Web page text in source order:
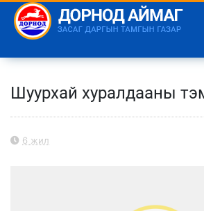
Шуурхай хуралдааны
6 жил